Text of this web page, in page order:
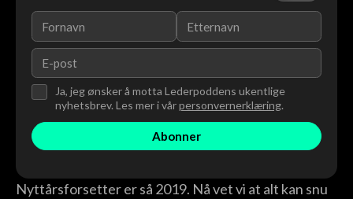
Ja, jeg ønsker å motta Lederpoddens ukentlige
nyhetsbrev. Les mer i vårpersonvernerklæring.
Nyttårsforsetter er så 2019. Nå vet vi at alt kan snu